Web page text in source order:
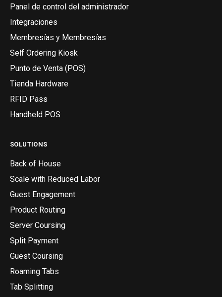
Panel de control del administrador
Integraciones
Membresías y Membresías
Self Ordering Kiosk
Punto de Venta (POS)
Tienda Hardware
RFID Pass
Handheld POS
SOLUTIONS
Back of House
Scale with Reduced Labor
Guest Engagement
Product Routing
Server Coursing
Split Payment
Guest Coursing
Roaming Tabs
Tab Splitting